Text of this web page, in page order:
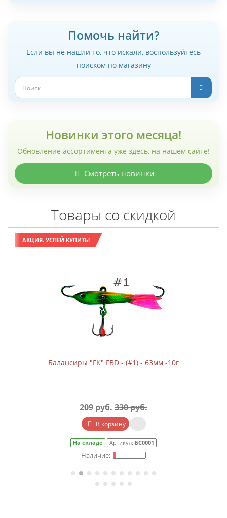
Помочь найти?
Если вы не нашли то, что искали, воспользуйтесь
поиском по магазину
Новинки этого месяца!
Обновление ассортимента уже здесь, на нашем сайте!
Смотреть новинки
Товары со скидкой
АКЦИЯ. УСПЕЙ КУПИТЬ!
Балансиры "FK" FBD - (#1) - 63мм -10г
209 руб. 330 руб.
В корзину
На складе Артикул: БС0001